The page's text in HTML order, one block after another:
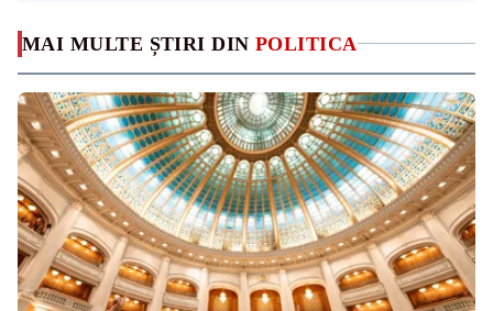
MAI MULTE ȘTIRI DIN POLITICA